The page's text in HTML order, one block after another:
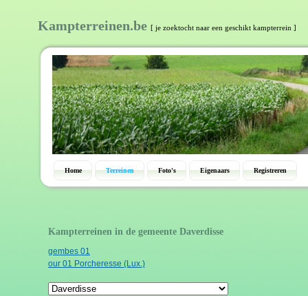
Kampterreinen.be [ je zoektocht naar een geschikt kampterrein ]
Home Terreinen Foto's Eigenaars Registreren
Kampterreinen in de gemeente Daverdisse
gembes 01
our 01 Porcheresse (Lux.)